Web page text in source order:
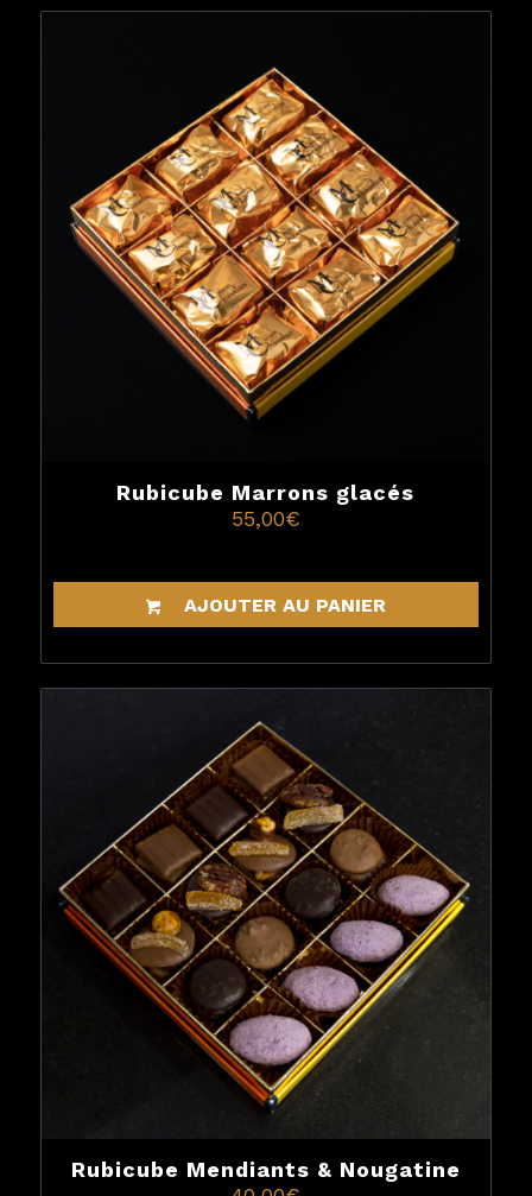
Rubicube Marrons glacés
55,00€
AJOUTER AU PANIER
Rubicube Mendiants & Nougatine